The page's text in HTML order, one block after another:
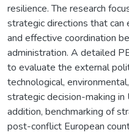
resilience. The research
strategic directions that
and effective coordination
administration. A detailed
to evaluate the external
technological,
strategic decision-making in
addition, benchmarking of
post-conflict European